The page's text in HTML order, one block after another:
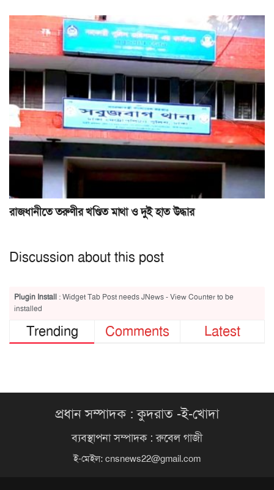
রাজধানীতে তরুণীর খণ্ডিত মাথা ও দুই হাত উদ্ধার
Discussion about this post
Plugin Install : Widget Tab Post needs JNews - View Counter to be
installed
Trending Comments Latest
প্রধান সম্পাদক : কুদরাত -ই-খোদা
ব্যবস্থাপনা সম্পাদক : রুবেল গাজী
ই-মেইল: cnsnews22@gmail.com